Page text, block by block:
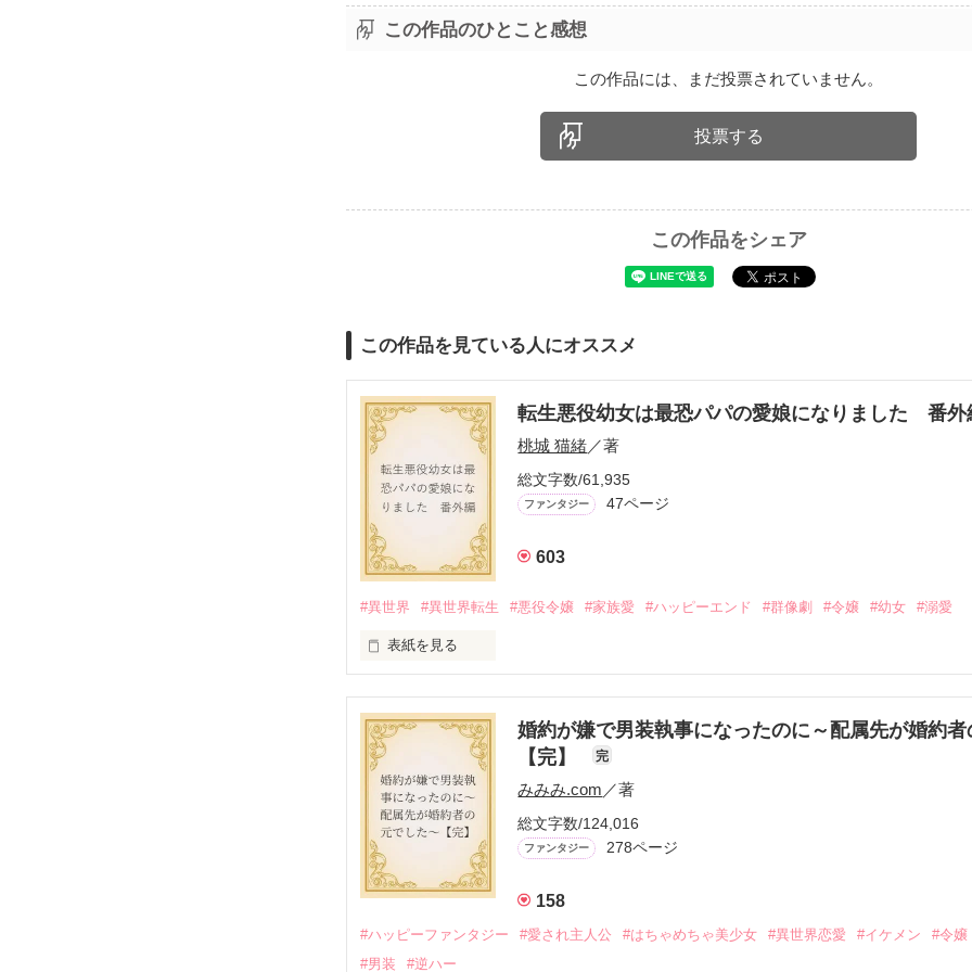
この作品のひとこと感想
この作品には、まだ投票されていません。
投票する
この作品をシェア
この作品を見ている人にオススメ
転生悪役幼女は最恐パパの愛娘になりました 番外
桃城 猫緒／著
総文字数/61,935
ファンタジー 47ページ
603
#異世界 #異世界転生 #悪役令嬢 #家族愛 #ハッピーエンド #群像劇 #令嬢 #幼女 #溺愛
表紙を見る
番外編です。
※本編のネタバレを含みます。
2025.9.26
『Petit Chapter3 愛と呼ぶもの』を
公開しました
2025.10.24
『Petit Chapter4 誰が為のごちそう』を
婚約が嫌で男装執事になったのに～配属先が婚約
【完】
完
みみみ.com ／著
総文字数/124,016
ファンタジー 278ページ
158
#ハッピーファンタジー #愛され主人公 #はちゃめちゃ美少女 #異世界恋愛 #イケメン
#令嬢
#男装
#逆ハー